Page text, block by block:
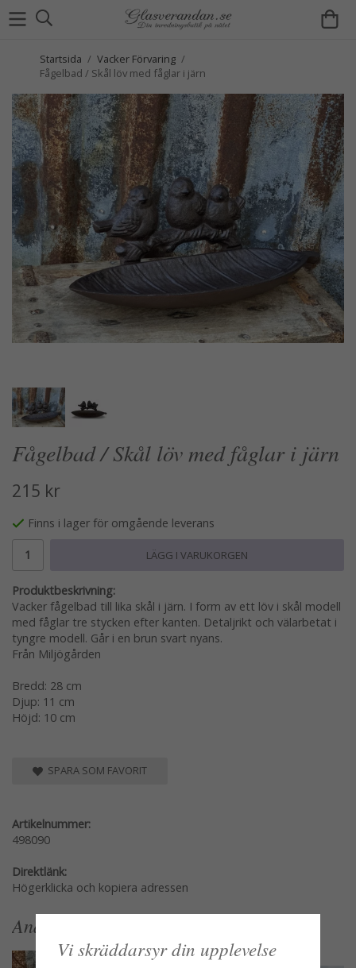
Startsida / Vacker Förvaring /
Fågelbad / Skål löv med fåglar i järn
Fågelbad / Skål löv med fåglar i järn
215 kr
Finns i lager för omgående leverans
LÄGG I VARUKORGEN
Produktbeskrivning:
Vacker fågelbad till lika skål i järn. I form av ett löv i skål modell
med fåglar tre stycken efter kanten. Detaljrikt och välarbetat i
tyngre modell. Går i en brun svart nyans.
Från Miljögården
Bredd: 28 cm
Djup: 11 cm
Höjd: 10 cm
SPARA SOM FAVORIT
Artikelnummer:
498090
Direktlänk:
Högerklicka och kopiera adressen
Andra köpte även
Vi skräddarsyr din upplevelse